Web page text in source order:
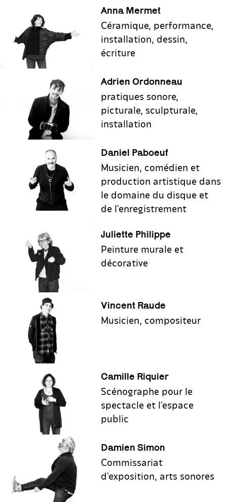
Anna Mermet
Céramique, performance,
installation, dessin,
écriture
Adrien Ordonneau
pratiques sonore,
picturale, sculpturale,
installation
Daniel Paboeuf
Musicien, comédien et
production artistique dans
le domaine du disque et
de l'enregistrement
Juliette Philippe
Peinture murale et
décorative
Vincent Raude
Musicien, compositeur
Camille Riquier
Scénographe pour le
spectacle et l'espace
public
Damien Simon
Commissariat
d'exposition, arts sonores